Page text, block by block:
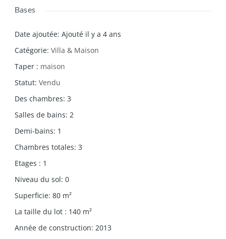
Bases
Date ajoutée: Ajouté il y a 4 ans
Catégorie: Villa & Maison
Taper : maison
Statut: Vendu
Des chambres: 3
Salles de bains: 2
Demi-bains: 1
Chambres totales: 3
Etages : 1
Niveau du sol: 0
Superficie: 80 m²
La taille du lot : 140 m²
Année de construction: 2013